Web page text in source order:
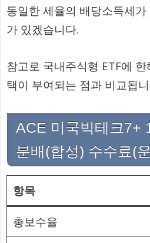
동일한 세율의 배당소득세
가 있겠습니다.
참고로 국내주식형 ETF에
택이 부여되는 점과 비교됩
ACE 미국빅테크7+
분배(합성) 수수료(
항목
총보수율